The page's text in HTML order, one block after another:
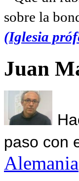
sobre la
(Iglesia
Juan
paso con
Alemania